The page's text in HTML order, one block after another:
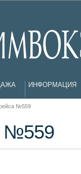
ИНФОРМАЦИЯ
№559
№559